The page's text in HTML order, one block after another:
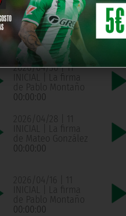
2026/05/05 | 11
INICIAL | La firma
de Mateo González
00:00:00
2026/04/30 | 11
INICIAL | La firma
de Pablo Montaño
00:00:00
2026/04/28 | 11
INICIAL | La firma
de Mateo González
00:00:00
2026/04/16 | 11
INICIAL | La firma
de Pablo Montaño
00:00:00